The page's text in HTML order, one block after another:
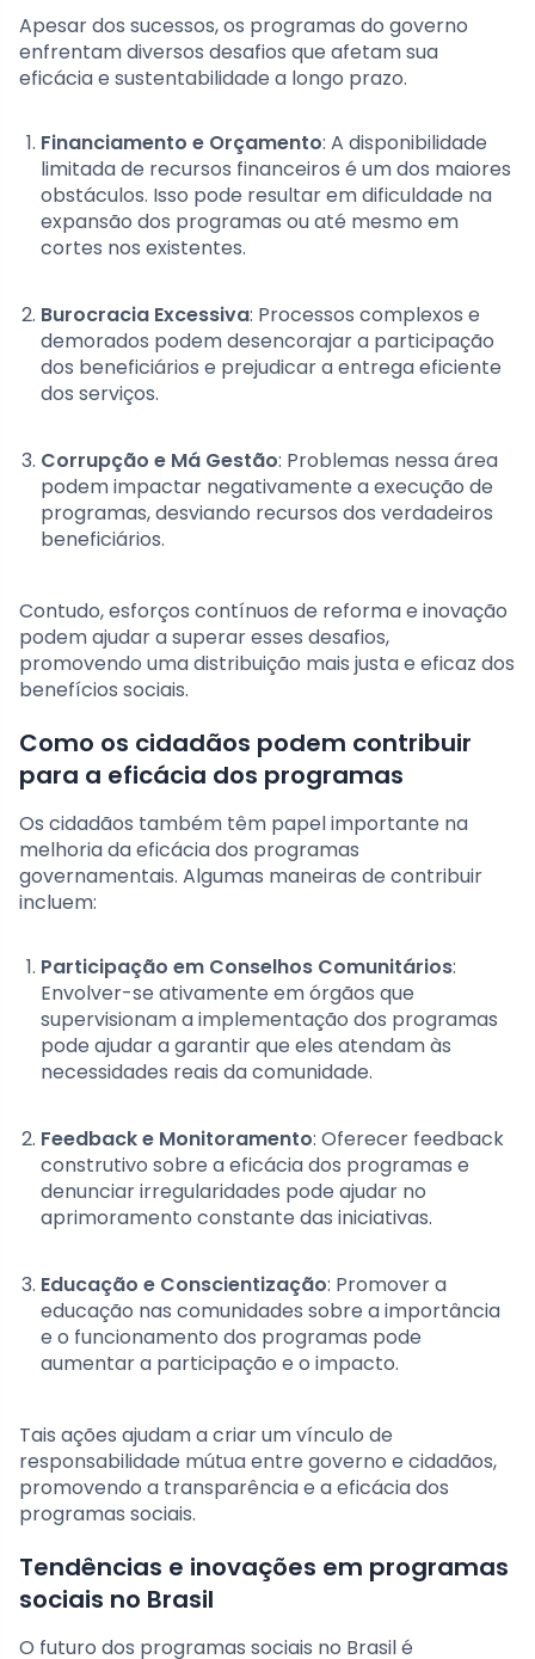
Apesar dos sucessos, os programas do governo
enfrentam diversos desafios que afetam sua
eficácia e sustentabilidade a longo prazo.
Financiamento e Orçamento: A disponibilidade
limitada de recursos financeiros é um dos maiores
obstáculos. Isso pode resultar em dificuldade na
expansão dos programas ou até mesmo em
cortes nos existentes.
Burocracia Excessiva: Processos complexos e
demorados podem desencorajar a participação
dos beneficiários e prejudicar a entrega eficiente
dos serviços.
Corrupção e Má Gestão: Problemas nessa área
podem impactar negativamente a execução de
programas, desviando recursos dos verdadeiros
beneficiários.
Contudo, esforços contínuos de reforma e inovação
podem ajudar a superar esses desafios,
promovendo uma distribuição mais justa e eficaz dos
benefícios sociais.
Como os cidadãos podem contribuir
para a eficácia dos programas
Os cidadãos também têm papel importante na
melhoria da eficácia dos programas
governamentais. Algumas maneiras de contribuir
incluem:
Participação em Conselhos Comunitários:
Envolver-se ativamente em órgãos que
supervisionam a implementação dos programas
pode ajudar a garantir que eles atendam às
necessidades reais da comunidade.
Feedback e Monitoramento: Oferecer feedback
construtivo sobre a eficácia dos programas e
denunciar irregularidades pode ajudar no
aprimoramento constante das iniciativas.
Educação e Conscientização: Promover a
educação nas comunidades sobre a importância
e o funcionamento dos programas pode
aumentar a participação e o impacto.
Tais ações ajudam a criar um vínculo de
responsabilidade mútua entre governo e cidadãos,
promovendo a transparência e a eficácia dos
programas sociais.
Tendências e inovações em programas
sociais no Brasil
O futuro dos programas sociais no Brasil é